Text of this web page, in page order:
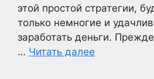
этой простой стратегии,
только немногие и
заработать деньги.
… Читать далее